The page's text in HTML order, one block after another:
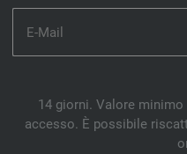
14 giorni. Valore
accesso. È possibile